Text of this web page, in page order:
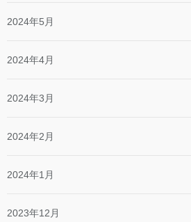
2024年5月
2024年4月
2024年3月
2024年2月
2024年1月
2023年12月